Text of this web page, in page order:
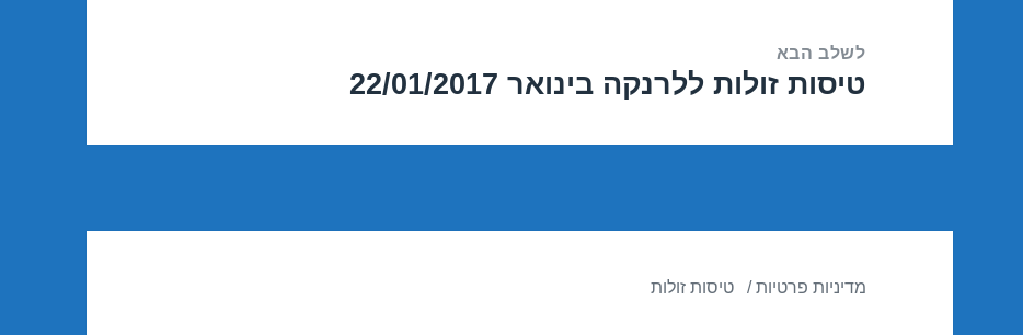
לשלב הבא
הפוסט
טיסות זולות ללרנקה בינואר 22/01/2017
מדיניות פרטיות טיסות זולות